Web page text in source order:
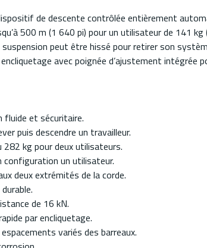
de descente contrôlée entièrement
500 m (1 640 pi) pour un utilisateur de 141
peut être hissé pour retirer son
avec poignée d’ajustement intégrée
fluide et sécuritaire.
puis descendre un travailleur.
kg pour deux utilisateurs.
configuration un utilisateur.
deux extrémités de la corde.
de 16 kN.
par encliquetage.
variés des barreaux.